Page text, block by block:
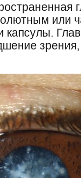
или
капсулы.